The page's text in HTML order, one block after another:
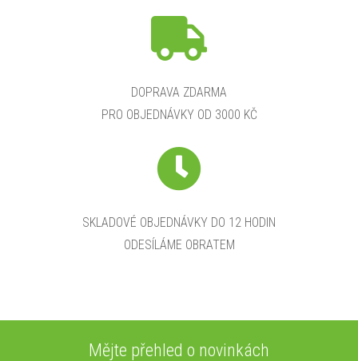
DOPRAVA ZDARMA
PRO OBJEDNÁVKY OD 3000 KČ
SKLADOVÉ OBJEDNÁVKY DO 12 HODIN
ODESÍLÁME OBRATEM
Mějte přehled o novinkách